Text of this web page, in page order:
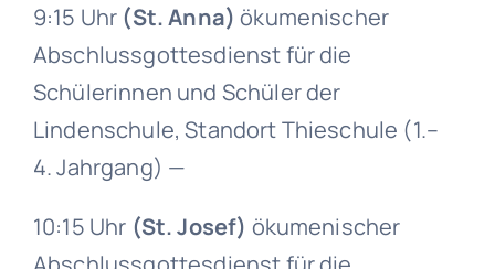
9:15 Uhr (St. Anna) ökumenischer
Abschlussgottesdienst für die
Schülerinnen und Schüler der
Lindenschule, Standort Thieschule (1.–
4. Jahrgang) —
10:15 Uhr (St. Josef) ökumenischer